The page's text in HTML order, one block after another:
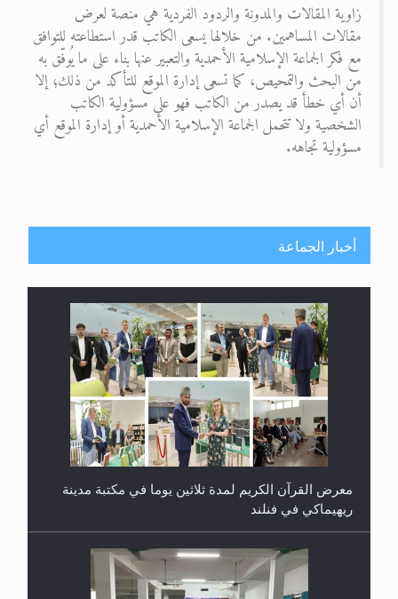
زاوية المقالات والمدونة والردود الفردية هي منصة لعرض
مقالات المساهمين. من خلالها يسعى الكاتب قدر استطاعته للتوافق
مع فكر الجماعة الإسلامية الأحمدية والتعبير عنها بناء على ما يُوفّق به
من البحث والتمحيص، كما تسعى إدارة الموقع للتأكد من ذلك؛ إلا
أن أي خطأ قد يصدر من الكاتب فهو على مسؤولية الكاتب
الشخصية ولا تتحمل الجماعة الإسلامية الأحمدية أو إدارة الموقع أي
مسؤولية تجاهه.
أخبار الجماعة
معرض القرآن الكريم لمدة ثلاثين يوما في مكتبة مدينة
ريهيماكي في فنلند